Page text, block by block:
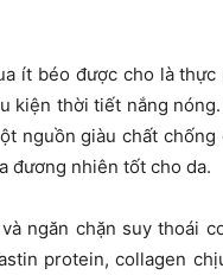
ít béo được cho là
kiện thời tiết nắng
nguồn giàu chất
đương nhiên tốt cho da.
ngăn chặn suy thoái
protein, collagen